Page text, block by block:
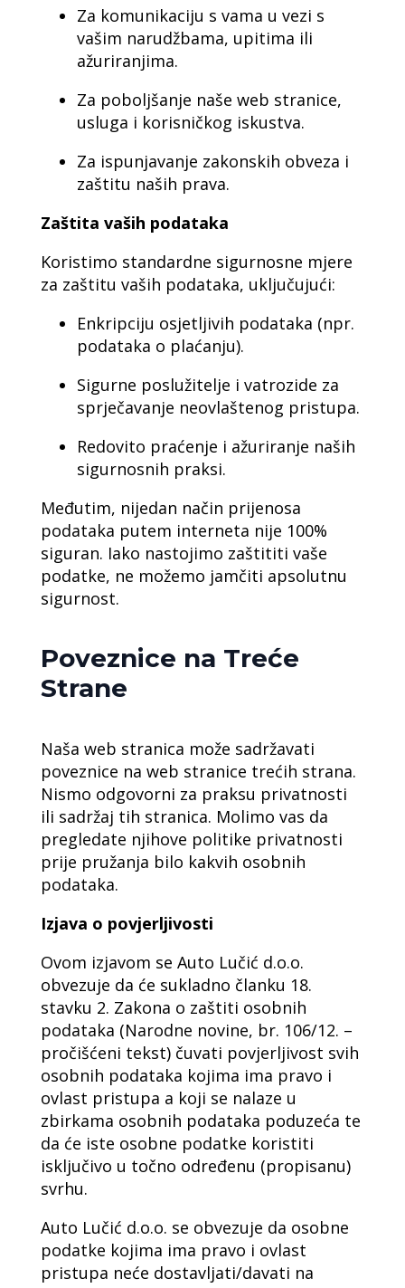
Za komunikaciju s vama u vezi s
vašim narudžbama, upitima ili
ažuriranjima.
Za poboljšanje naše web stranice,
usluga i korisničkog iskustva.
Za ispunjavanje zakonskih obveza i
zaštitu naših prava.
Zaštita vaših podataka
Koristimo standardne sigurnosne mjere
za zaštitu vaših podataka, uključujući:
Enkripciju osjetljivih podataka (npr.
podataka o plaćanju).
Sigurne poslužitelje i vatrozide za
sprječavanje neovlaštenog pristupa.
Redovito praćenje i ažuriranje naših
sigurnosnih praksi.
Međutim, nijedan način prijenosa
podataka putem interneta nije 100%
siguran. Iako nastojimo zaštititi vaše
podatke, ne možemo jamčiti apsolutnu
sigurnost.
Poveznice na Treće
Strane
Naša web stranica može sadržavati
poveznice na web stranice trećih strana.
Nismo odgovorni za praksu privatnosti
ili sadržaj tih stranica. Molimo vas da
pregledate njihove politike privatnosti
prije pružanja bilo kakvih osobnih
podataka.
Izjava o povjerljivosti
Ovom izjavom se Auto Lučić d.o.o.
obvezuje da će sukladno članku 18.
stavku 2. Zakona o zaštiti osobnih
podataka (Narodne novine, br. 106/12. –
pročišćeni tekst) čuvati povjerljivost svih
osobnih podataka kojima ima pravo i
ovlast pristupa a koji se nalaze u
zbirkama osobnih podataka poduzeća te
da će iste osobne podatke koristiti
isključivo u točno određenu (propisanu)
svrhu.
Auto Lučić d.o.o. se obvezuje da osobne
podatke kojima ima pravo i ovlast
pristupa neće dostavljati/davati na